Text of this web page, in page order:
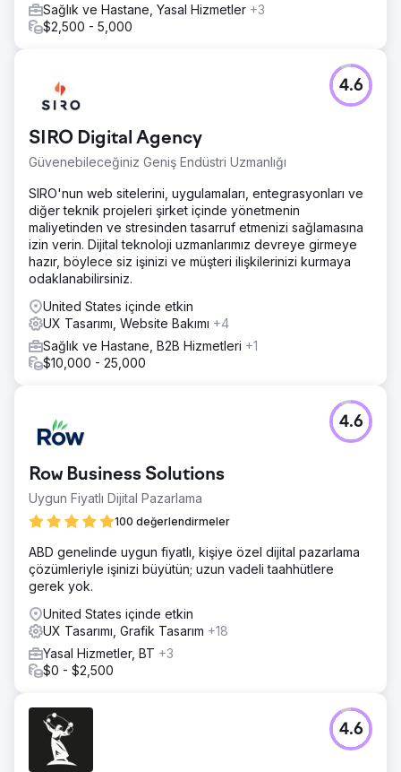
Ajans sayfasına git
Sağlık ve Hastane, Yasal Hizmetler +3
$2,500 - 5,000
SIRO Digital Agency
Güvenebileceğiniz Geniş Endüstri Uzmanlığı
4.6
SIRO'nun web sitelerini, uygulamaları, entegrasyonları ve
diğer teknik projeleri şirket içinde yönetmenin
maliyetinden ve stresinden tasarruf etmenizi sağlamasına
izin verin. Dijital teknoloji uzmanlarımız devreye girmeye
hazır, böylece siz işinizi ve müşteri ilişkilerinizi kurmaya
odaklanabilirsiniz.
United States içinde etkin
UX Tasarımı, Website Bakımı +4
Sağlık ve Hastane, B2B Hizmetleri +1
$10,000 - 25,000
Row Business Solutions
Uygun Fiyatlı Dijital Pazarlama
100 değerlendirmeler
4.6
ABD genelinde uygun fiyatlı, kişiye özel dijital pazarlama
çözümleriyle işinizi büyütün; uzun vadeli taahhütlere
gerek yok.
United States içinde etkin
UX Tasarımı, Grafik Tasarım +18
Yasal Hizmetler, BT +3
$0 - $2,500
4.6